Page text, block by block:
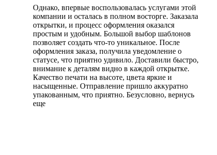
Однако, впервые воспользовалась услугами этой
компании и осталась в полном восторге. Заказала
открытки, и процесс оформления оказался
простым и удобным. Большой выбор шаблонов
позволяет создать что-то уникальное. После
оформления заказа, получила уведомление о
статусе, что приятно удивило. Доставили быстро,
внимание к деталям видно в каждой открытке.
Качество печати на высоте, цвета яркие и
насыщенные. Отправление пришло аккуратно
упакованным, что приятно. Безусловно, вернусь
еще